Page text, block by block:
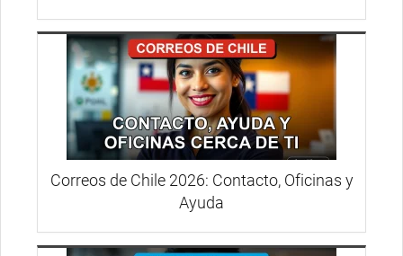
Correos de Chile 2026: Contacto, Oficinas y
Ayuda